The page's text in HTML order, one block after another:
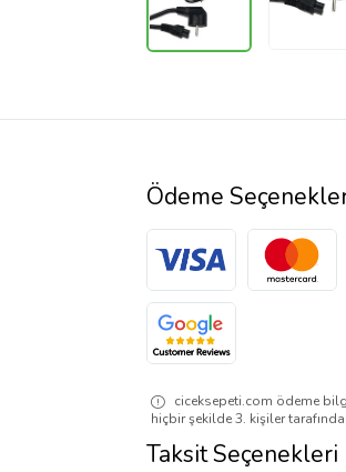
Ödeme
ciceksepeti.com ödeme
hiçbir şekilde 3. kişiler
Taksit Seçenekleri